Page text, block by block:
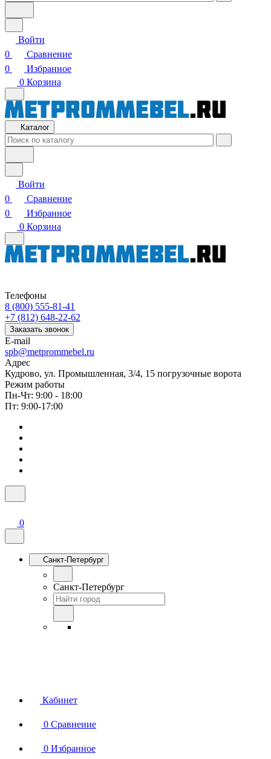
Войти
0
Сравнение
0
Избранное
0 Корзина
Каталог
Войти
0
Сравнение
0
Избранное
0 Корзина
Телефоны
8 (800) 555-81-41
+7 (812) 648-22-62
Заказать звонок
E-mail
spb@metprommebel.ru
Адрес
Кудрово, ул. Промышленная, 3/4, 15 погрузочные ворота
Режим работы
Пн-Чт: 9:00 - 18:00
Пт: 9:00-17:00
0
Санкт-Петербург
Санкт-Петербург
Кабинет
0 Сравнение
0 Избранное